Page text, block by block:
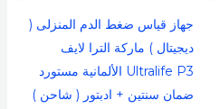
جهاز قياس ضغط الدم المنزلى (
ديجيتال ) ماركة الترا لايف
Ultralife P3 الألمانية مستورد
ضمان سنتين + ادبتور ( شاحن )